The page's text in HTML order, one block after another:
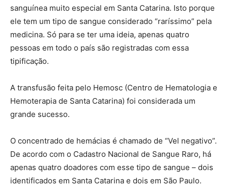
sanguínea muito especial em Santa Catarina. Isto porque
ele tem um tipo de sangue considerado “raríssimo” pela
medicina. Só para se ter uma ideia, apenas quatro
pessoas em todo o país são registradas com essa
tipificação.
A transfusão feita pelo Hemosc (Centro de Hematologia e
Hemoterapia de Santa Catarina) foi considerada um
grande sucesso.
O concentrado de hemácias é chamado de “Vel negativo”.
De acordo com o Cadastro Nacional de Sangue Raro, há
apenas quatro doadores com esse tipo de sangue – dois
identificados em Santa Catarina e dois em São Paulo.